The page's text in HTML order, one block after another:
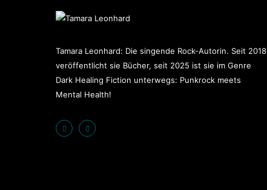
Tamara Leonhard: Die singende Rock-Autorin. Seit 2018
veröffentlicht sie Bücher, seit 2025 ist sie im Genre
Dark Healing Fiction unterwegs: Punkrock meets
Mental Health!